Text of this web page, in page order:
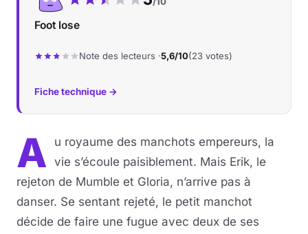
Foot lose
Note des lecteurs ·5,6/10(23 votes)
Fiche technique →
A u royaume des manchots empereurs, la
vie s’écoule paisiblement. Mais Erik, le
rejeton de Mumble et Gloria, n’arrive pas à
danser. Se sentant rejeté, le petit manchot
décide de faire une fugue avec deux de ses